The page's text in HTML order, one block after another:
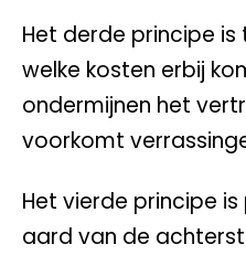
Het derde principe
welke kosten erbij
ondermijnen het
voorkomt
Het vierde principe
aard van de